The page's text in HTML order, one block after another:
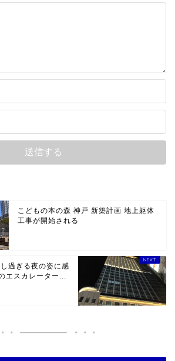
こどもの本の森 神戸 新築計画 地上躯体
工事が開始される
過ぎる夜の姿に感
エスカレーター...